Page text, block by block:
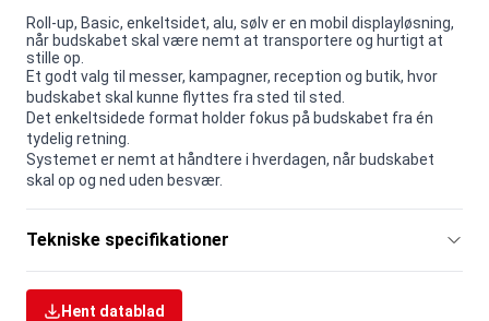
Roll-up, Basic, enkeltsidet, alu, sølv er en mobil displayløsning,
når budskabet skal være nemt at transportere og hurtigt at
stille op.
Et godt valg til messer, kampagner, reception og butik, hvor
budskabet skal kunne flyttes fra sted til sted.
Det enkeltsidede format holder fokus på budskabet fra én
tydelig retning.
Systemet er nemt at håndtere i hverdagen, når budskabet
skal op og ned uden besvær.
Tekniske specifikationer
Hent datablad